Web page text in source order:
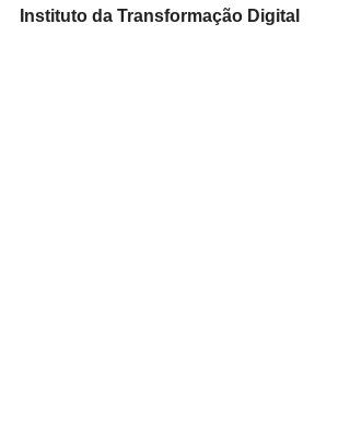
Instituto da Transformação Digital